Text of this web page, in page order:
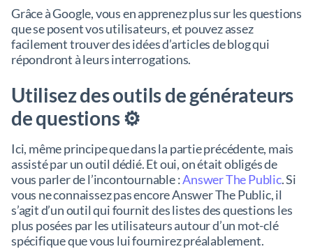
Grâce à Google, vous en apprenez plus sur les questions
que se posent vos utilisateurs, et pouvez assez
facilement trouver des idées d’articles de blog qui
répondront à leurs interrogations.
Utilisez des outils de générateurs
de questions ⚙️
Ici, même principe que dans la partie précédente, mais
assisté par un outil dédié. Et oui, on était obligés de
vous parler de l’incontournable :Answer The Public. Si
vous ne connaissez pas encore Answer The Public, il
s’agit d’un outil qui fournit des listes des questions les
plus posées par les utilisateurs autour d’un mot-clé
spécifique que vous lui fournirez préalablement.